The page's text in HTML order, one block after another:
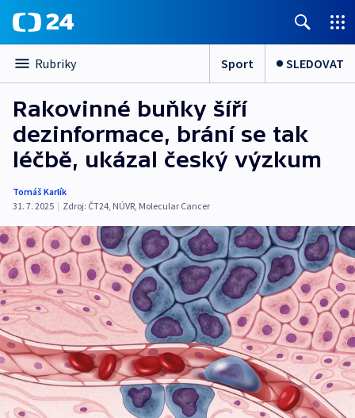
Rubriky Sport SLEDOVAT
Rakovinné buňky šíří
dezinformace, brání se tak
léčbě, ukázal český výzkum
Tomáš Karlík
31. 7. 2025 | Zdroj: ČT24, NÚVR, Molecular Cancer